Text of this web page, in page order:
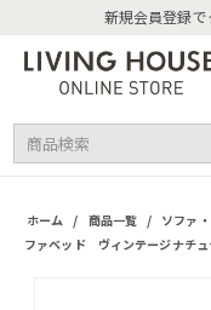
新規会員登録で
ホーム / 商品一覧 / ソファ
ファベッド ヴィンテージナチ